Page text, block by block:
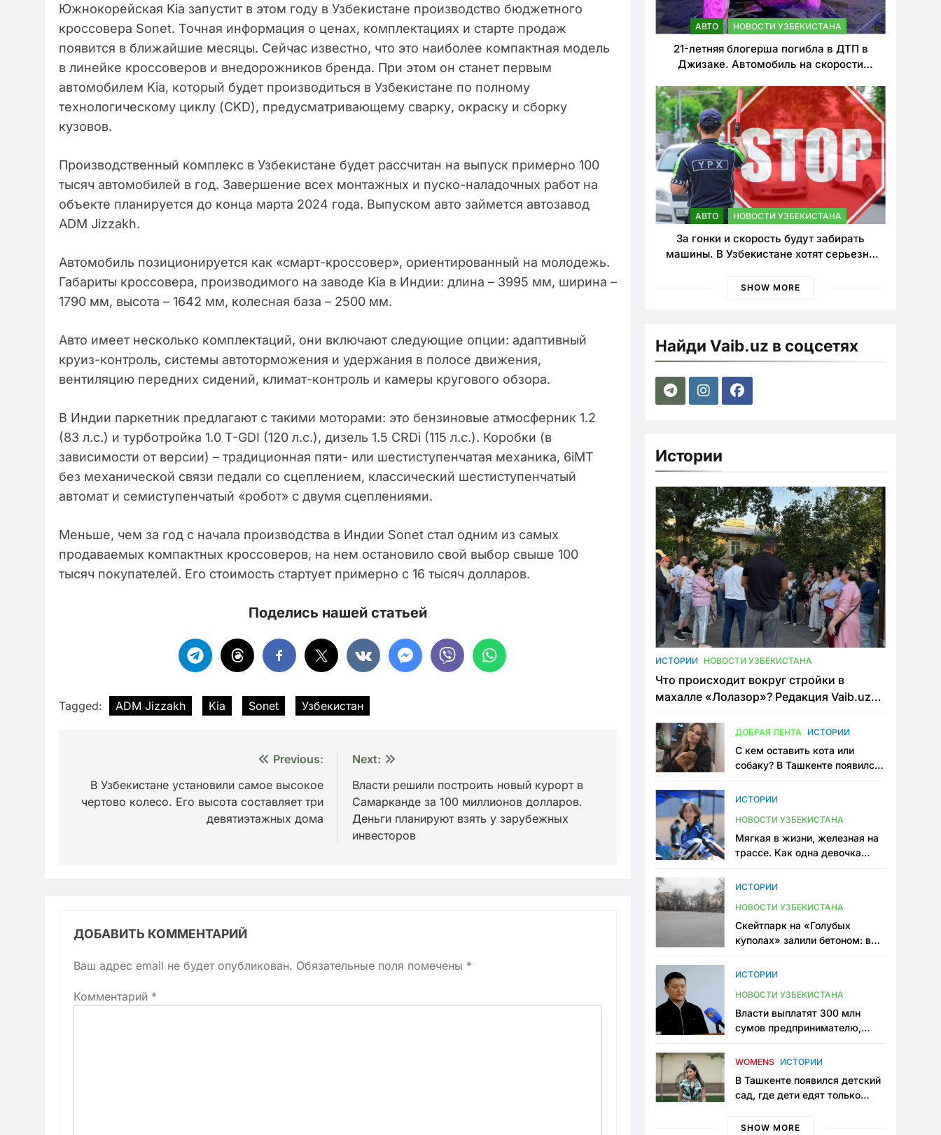
Южнокорейская Kia запустит в этом году в Узбекистане производство бюджетного
кроссовера Sonet. Точная информация о ценах, комплектациях и старте продаж
появится в ближайшие месяцы. Сейчас известно, что это наиболее компактная модель
в линейке кроссоверов и внедорожников бренда. При этом он станет первым
автомобилем Kia, который будет производиться в Узбекистане по полному
технологическому циклу (CKD), предусматривающему сварку, окраску и сборку
кузовов.
Производственный комплекс в Узбекистане будет рассчитан на выпуск примерно 100
тысяч автомобилей в год. Завершение всех монтажных и пуско-наладочных работ на
объекте планируется до конца марта 2024 года. Выпуском авто займется автозавод
ADM Jizzakh.
Автомобиль позиционируется как «смарт-кроссовер», ориентированный на молодежь.
Габариты кроссовера, производимого на заводе Kia в Индии: длина – 3995 мм, ширина –
1790 мм, высота – 1642 мм, колесная база – 2500 мм.
Авто имеет несколько комплектаций, они включают следующие опции: адаптивный
круиз-контроль, системы автоторможения и удержания в полосе движения,
вентиляцию передних сидений, климат-контроль и камеры кругового обзора.
В Индии паркетник предлагают с такими моторами: это бензиновые атмосферник 1.2
(83 л.с.) и турботройка 1.0 T-GDI (120 л.с.), дизель 1.5 CRDi (115 л.с.). Коробки (в
зависимости от версии) – традиционная пяти- или шестиступенчатая механика, 6iMT
без механической связи педали со сцеплением, классический шестиступенчатый
автомат и семиступенчатый «робот» с двумя сцеплениями.
Меньше, чем за год с начала производства в Индии Sonet стал одним из самых
продаваемых компактных кроссоверов, на нем остановило свой выбор свыше 100
тысяч покупателей. Его стоимость стартует примерно с 16 тысяч долларов.
Поделись нашей статьей
Tagged: ADM Jizzakh Kia Sonet Узбекистан
по
записям
Previous:
В Узбекистане установили самое высокое
чертово колесо. Его высота составляет три
девятиэтажных дома
Next:
Власти решили построить новый курорт в
Самарканде за 100 миллионов долларов.
Деньги планируют взять у зарубежных
инвесторов
ДОБАВИТЬ КОММЕНТАРИЙ
Ваш адрес email не будет опубликован. Обязательные поля помечены *
Комментарий *
АВТО НОВОСТИ УЗБЕКИСТАНА
21-летняя блогерша погибла в ДТП в
Джизаке. Автомобиль на скорости
АВТО НОВОСТИ УЗБЕКИСТАНА
За гонки и скорость будут забирать
машины. В Узбекистане хотят серьезно
SHOW MORE
Найди Vaib.uz в соцсетях
Истории
ИСТОРИИ НОВОСТИ УЗБЕКИСТАНА
Что происходит вокруг стройки в
махалле «Лолазор»? Редакция Vaib.uz
конфликта
ДОБРАЯ ЛЕНТА ИСТОРИИ
С кем оставить кота или
собаку? В Ташкенте появился
ИСТОРИИ
НОВОСТИ УЗБЕКИСТАНА
Мягкая в жизни, железная на
трассе. Как одна девочка
Узбекистане
ИСТОРИИ
НОВОСТИ УЗБЕКИСТАНА
Скейтпарк на «Голубых
куполах» залили бетоном: в
одно общественное
ИСТОРИИ
НОВОСТИ УЗБЕКИСТАНА
Власти выплатят 300 млн
сумов предпринимателю,
тюрьме по незаконному
WOMENS ИСТОРИИ
В Ташкенте появился детский
сад, где дети едят только
мама, которая устала просить
SHOW MORE